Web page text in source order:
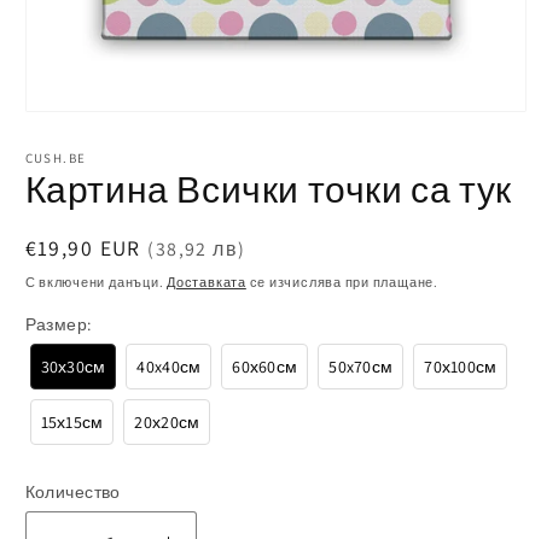
мултимедия
1
в
елемент
CUSH.BE
Картина Всички точки са тук
Обичайна
цена
€19,90 EUR (38,92 лв)
С включени данъци.Доставката се изчислява при плащане.
Размер:
30х30см 40x40см 60х60см 50x70см 70х100см
15х15см 20х20см
Количество